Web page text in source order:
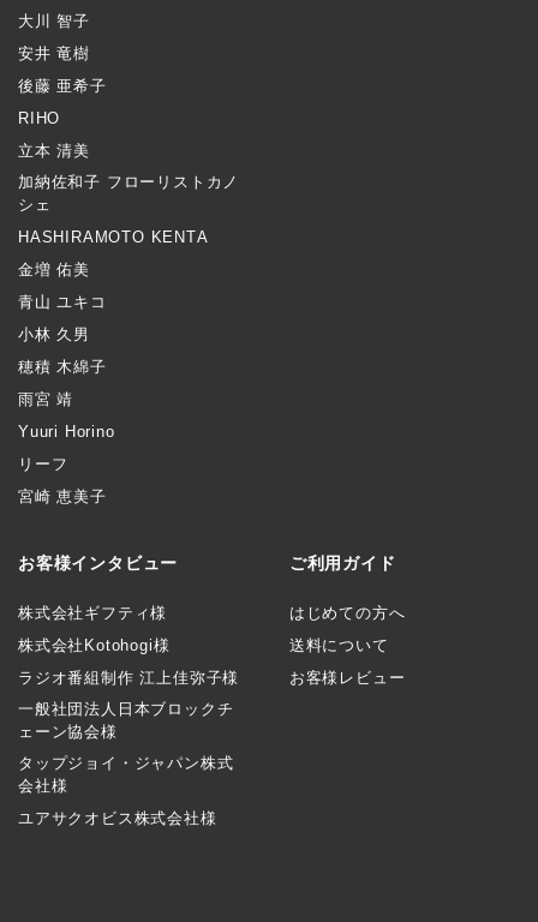
大川 智子
安井 竜樹
後藤 亜希子
RIHO
立本 清美
加納佐和子 フローリストカノ
シェ
HASHIRAMOTO KENTA
金増 佑美
青山 ユキコ
小林 久男
穂積 木綿子
雨宮 靖
Yuuri Horino
リーフ
宮崎 恵美子
お客様インタビュー
株式会社ギフティ様
株式会社Kotohogi様
ラジオ番組制作 江上佳弥子様
一般社団法人日本ブロックチ
ェーン協会様
タップジョイ・ジャパン株式
会社様
ユアサクオビス株式会社様
ご利用ガイド
はじめての方へ
送料について
お客様レビュー